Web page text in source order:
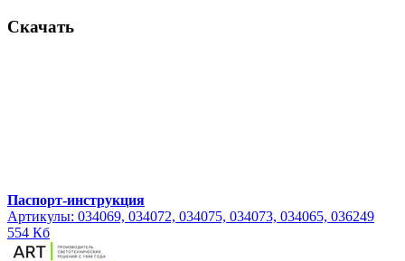
Скачать
Паспорт-инструкция
Артикулы: 034069, 034072, 034075, 034073, 034065, 036249
554 Кб